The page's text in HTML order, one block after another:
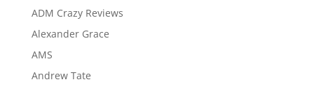
ADM Crazy Reviews
Alexander Grace
AMS
Andrew Tate